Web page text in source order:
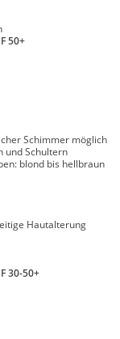
50+
Schimmer möglich
und Schultern
blond bis hellbraun
Hautalterung
30-50+